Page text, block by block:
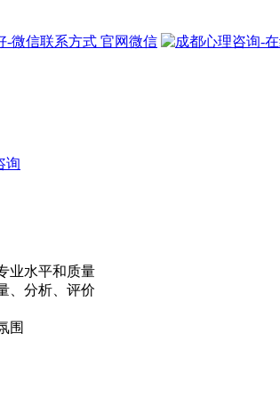
官网微信
询
业水平和质量
、分析、评价
围